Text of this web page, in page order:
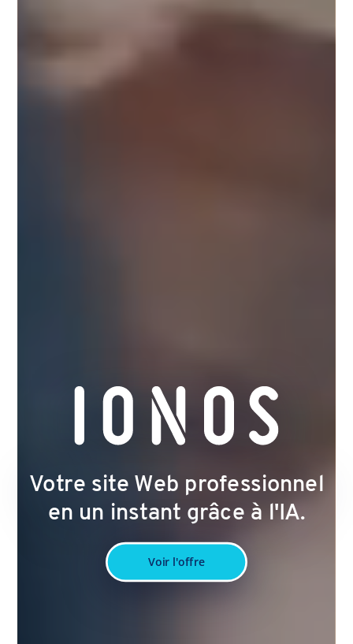
Votre site Web professionnel
en un instant grâce à l'IA.
Voir l'offre